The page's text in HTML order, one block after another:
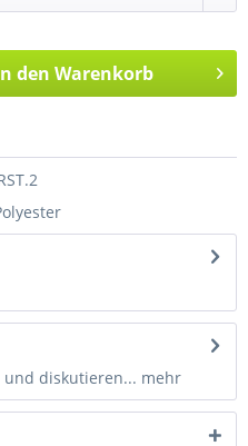
den Warenkorb
und diskutieren... mehr